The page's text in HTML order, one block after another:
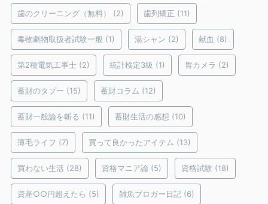
歯のクリーニング（無料） (2) 歯列矯正 (11)
毒物劇物取扱者試験一般 (1) 湯シャン (2) 献血 (8)
第2種電気工事士 (2) 統計検定3級 (1) 胃カメラ (2)
蓄財のタブー (15) 蓄財コラム (12)
蓄財一般論を斬る (11) 蓄財生活の感想 (10)
薄毛ライフ (7) 買って良かったアイテム (13)
買わない生活 (28) 資格マニア論 (5) 資格試験 (18)
資産○○円超えたら (5) 雑魚ブロガー日記 (6)